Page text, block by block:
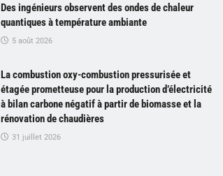
Des ingénieurs observent des ondes de chaleur
quantiques à température ambiante
5 août 2026
La combustion oxy-combustion pressurisée et
étagée prometteuse pour la production d’électricité
à bilan carbone négatif à partir de biomasse et la
rénovation de chaudières
31 juillet 2026